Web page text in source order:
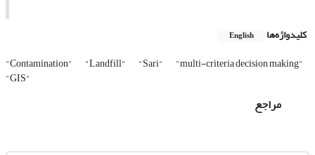
کلیدواژه‌ها English
"Contamination" "Landfill" "Sari" "multi-criteria decision making"
"GIS"
مراجع